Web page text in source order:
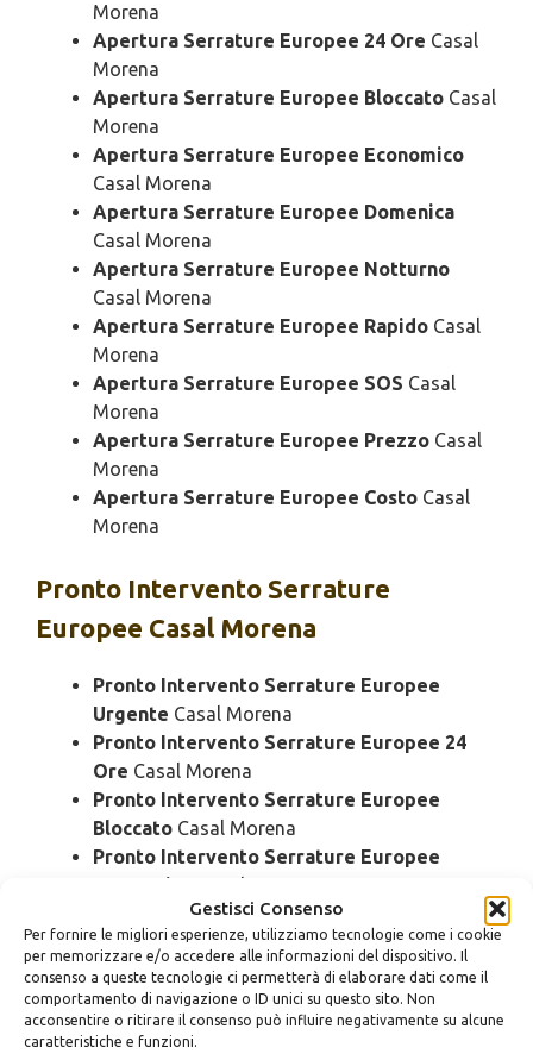
Gestisci Consenso
Per fornire le migliori esperienze, utilizziamo tecnologie come i cookie
per memorizzare e/o accedere alle informazioni del dispositivo. Il
consenso a queste tecnologie ci permetterà di elaborare dati come il
comportamento di navigazione o ID unici su questo sito. Non
acconsentire o ritirare il consenso può influire negativamente su alcune
caratteristiche e funzioni.
Morena
Apertura Serrature Europee 24 Ore Casal
Morena
Apertura Serrature Europee Bloccato Casal
Morena
Apertura Serrature Europee Economico
Casal Morena
Apertura Serrature Europee Domenica
Casal Morena
Apertura Serrature Europee Notturno
Casal Morena
Apertura Serrature Europee Rapido Casal
Morena
Apertura Serrature Europee SOS Casal
Morena
Apertura Serrature Europee Prezzo Casal
Morena
Apertura Serrature Europee Costo Casal
Morena
Pronto Intervento Serrature
Europee Casal Morena
Pronto Intervento Serrature Europee
Urgente Casal Morena
Pronto Intervento Serrature Europee 24
Ore Casal Morena
Pronto Intervento Serrature Europee
Bloccato Casal Morena
Pronto Intervento Serrature Europee
Economico
Casal Morena
Pronto Intervento Serrature Europee
DomenicaCasal Morena
Pronto Intervento Serrature Europee
NotturnoCasal Morena
Pronto Intervento Serrature Europee